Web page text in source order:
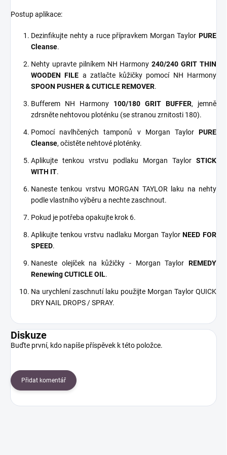
Postup aplikace:
Dezinfikujte nehty a ruce přípravkem Morgan Taylor PURE
Cleanse.
Nehty upravte pilníkem NH Harmony240/240 GRIT THIN
WOODEN FILE a zatlačte kůžičky pomocí NH Harmony
SPOON PUSHER & CUTICLE REMOVER.
Bufferem NH Harmony 100/180 GRIT BUFFER, jemně
zdrsněte nehtovou ploténku (se stranou zrnitosti 180).
Pomocí navlhčených tamponů v Morgan Taylor PURE
Cleanse, očistěte nehtové ploténky.
Aplikujte tenkou vrstvu podlaku Morgan Taylor STICK
WITH IT.
Naneste tenkou vrstvu MORGAN TAYLOR laku na nehty
podle vlastního výběru a nechte zaschnout.
Pokud je potřeba opakujte krok 6.
Aplikujte tenkou vrstvu nadlaku Morgan TaylorNEED FOR
SPEED.
Naneste olejíček na kůžičky - Morgan Taylor REMEDY
Renewing CUTICLE OIL.
Na urychlení zaschnutí laku použijte Morgan Taylor QUICK
DRY NAIL DROPS / SPRAY.
Diskuze
Buďte první, kdo napíše příspěvek k této položce.
Přidat komentář